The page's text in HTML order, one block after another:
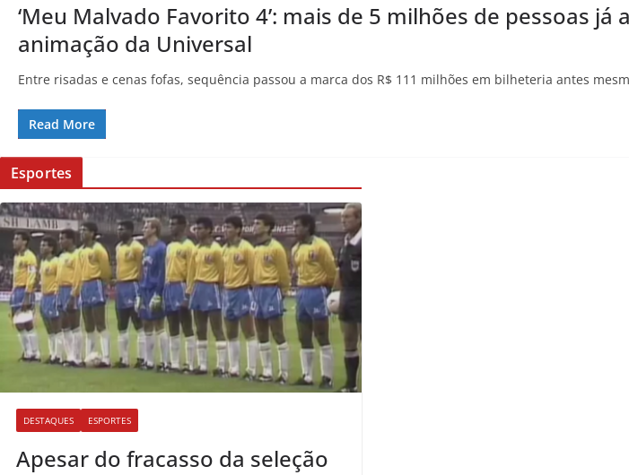
‘Meu Malvado Favorito 4’: mais de 5 milhões de pessoas já
animação da Universal
Entre risadas e cenas fofas, sequência passou a marca dos R$ 111 milhões em bilheteria antes
Read More
Esportes
DESTAQUES ESPORTES
Apesar do fracasso da seleção